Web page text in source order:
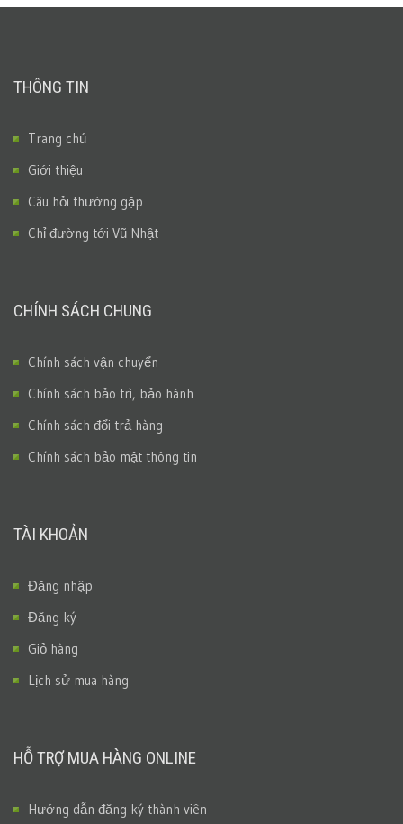
THÔNG TIN
Trang chủ
Giới thiệu
Câu hỏi thường gặp
Chỉ đường tới Vũ Nhật
CHÍNH SÁCH CHUNG
Chính sách vận chuyển
Chính sách bảo trì, bảo hành
Chính sách đổi trả hàng
Chính sách bảo mật thông tin
TÀI KHOẢN
Đăng nhập
Đăng ký
Giỏ hàng
Lịch sử mua hàng
HỖ TRỢ MUA HÀNG ONLINE
Hướng dẫn đăng ký thành viên